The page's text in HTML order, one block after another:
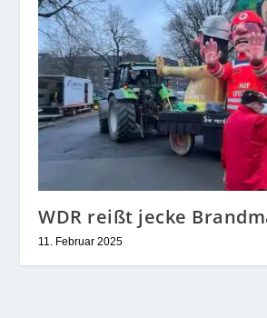
WDR reißt jecke
11. Februar 2025